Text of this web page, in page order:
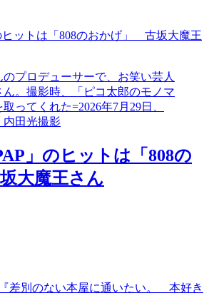
ヒットは「808のおかげ」 古坂大魔王
」のヒットは「808の
大魔王さん
差別のない本屋に通いたい。 本好き